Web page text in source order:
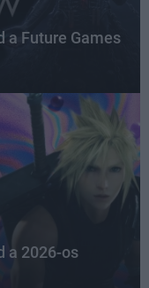
a Future Games
a 2026-os